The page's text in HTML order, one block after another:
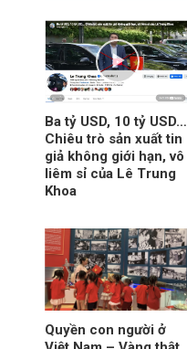
Ba tỷ USD, 10 tỷ USD…
Chiêu trò sản xuất tin
giả không giới hạn, vô
liêm sỉ của Lê Trung
Khoa
Quyền con người ở